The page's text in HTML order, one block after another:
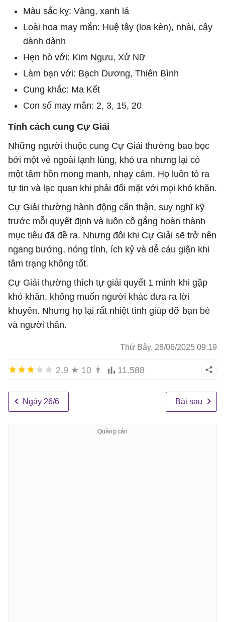
Màu sắc kỵ: Vàng, xanh lá
Loài hoa may mắn: Huệ tây (loa kèn), nhài, cây
dành dành
Hẹn hò với: Kim Ngưu, Xử Nữ
Làm bạn với: Bạch Dương, Thiên Bình
Cung khắc: Ma Kết
Con số may mắn: 2, 3, 15, 20
Tính cách cung Cự Giải
Những người thuộc cung Cự Giải thường bao bọc
bởi một vẻ ngoài lạnh lùng, khó ưa nhưng lại có
một tâm hồn mong manh, nhạy cảm. Họ luôn tỏ ra
tự tin và lạc quan khi phải đối mặt với mọi khó khăn.
Cự Giải thường hành động cẩn thận, suy nghĩ kỹ
trước mỗi quyết định và luôn cố gắng hoàn thành
mục tiêu đã đề ra. Nhưng đôi khi Cự Giải sẽ trở nên
ngang bướng, nóng tính, ích kỷ và dễ cáu giận khi
tâm trạng không tốt.
Cự Giải thường thích tự giải quyết 1 mình khi gặp
khó khăn, không muốn người khác đưa ra lời
khuyên. Nhưng họ lại rất nhiệt tình giúp đỡ bạn bè
và người thân.
Thứ Bảy, 28/06/2025 09:19
2,9 ★ 10 👨 11.588
Ngày 26/6 Bài sau